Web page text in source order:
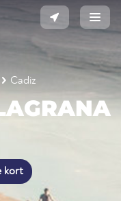
Cadiz
kort